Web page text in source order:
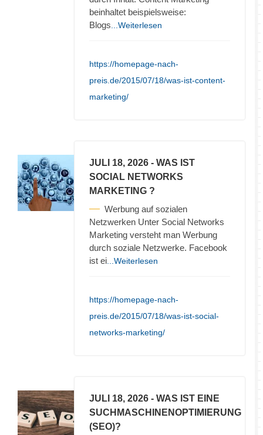
beinhaltet beispielsweise:
Blogs ...Weiterlesen
https://homepage-nach-
preis.de/2015/07/18/was-ist-content-
marketing/
JULI 18, 2026 - WAS IST
SOCIAL NETWORKS
MARKETING ?
Werbung auf sozialen
Netzwerken Unter Social Networks
Marketing versteht man Werbung
durch soziale Netzwerke. Facebook
ist ei ...Weiterlesen
https://homepage-nach-
preis.de/2015/07/18/was-ist-social-
networks-marketing/
JULI 18, 2026 - WAS IST EINE
SUCHMASCHINENOPTIMIERUNG
(SEO)?